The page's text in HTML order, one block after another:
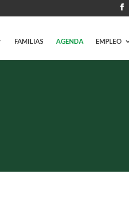
FAMILIAS AGENDA EMPLEO